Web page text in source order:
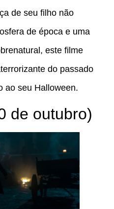
de seu filho não
de época e uma
este filme
do passado
ao seu Halloween.
de outubro)